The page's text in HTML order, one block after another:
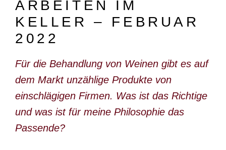
DOKUMENTARFILM
PDF-ARCHIV
INSERATE UND WERBUNG
STELLENMARKT
MARKTPLATZ
ARBEITEN IM
KELLER – FEBRUAR
2022
Für die Behandlung von Weinen gibt es auf
dem Markt unzählige Produkte von
einschlägigen Firmen. Was ist das Richtige
und was ist für meine Philosophie das
Passende?